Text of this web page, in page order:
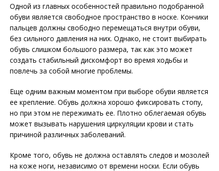
Одной из главных особенностей правильно подобранной
обуви является свободное пространство в носке. Кончики
пальцев должны свободно перемещаться внутри обуви,
без сильного давления на них. Однако, не стоит выбирать
обувь слишком большого размера, так как это может
создать стабильный дискомфорт во время ходьбы и
повлечь за собой многие проблемы.
Еще одним важным моментом при выборе обуви является
ее крепление. Обувь должна хорошо фиксировать стопу,
но при этом не пережимать ее. Плотно облегаемая обувь
может вызывать нарушения циркуляции крови и стать
причиной различных заболеваний.
Кроме того, обувь не должна оставлять следов и мозолей
на коже ноги, независимо от времени носки. Если обувь